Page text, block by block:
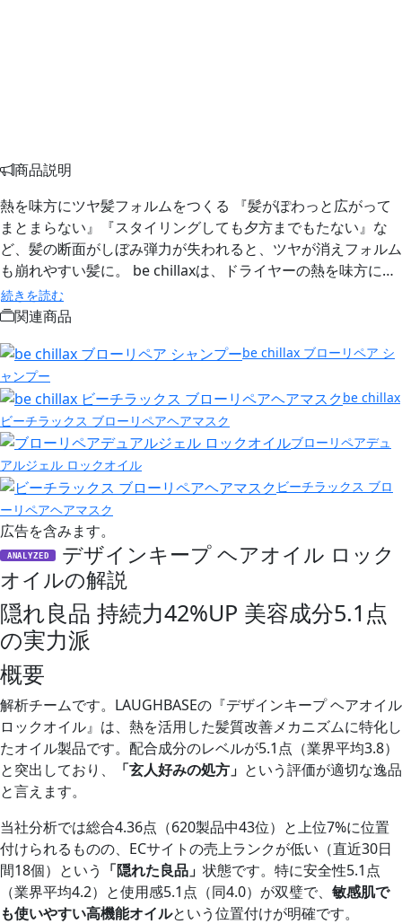
商品説明
熱を味方にツヤ髪フォルムをつくる 『髪がぽわっと広がって
まとまらない』『スタイリングしても夕方までもたない』な
ど、髪の断面がしぼみ弾力が失われると、ツヤが消えフォルム
も崩れやすい髪に。 be chillaxは、ドライヤーの熱を味方に…
続きを読む
関連商品
be chillax ブローリペア シ
ャンプー
be chillax
ビーチラックス ブローリペアヘアマスク
ブローリペアデュ
アルジェル ロックオイル
ビーチラックス ブロ
ーリペアヘアマスク
広告を含みます。
ANALYZED
デザインキープ ヘアオイル ロック
オイルの解説
隠れ良品 持続力42%UP 美容成分5.1点
の実力派
概要
解析チームです。LAUGHBASEの『デザインキープ ヘアオイル
ロックオイル』は、熱を活用した髪質改善メカニズムに特化し
たオイル製品です。配合成分のレベルが5.1点（業界平均3.8）
と突出しており、
「玄人好みの処方」 という評価が適切な逸品
と言えます。
当社分析では総合4.36点（620製品中43位）と上位7%に位置
付けられるものの、ECサイトの売上ランクが低い（直近30日
間18個）という 「隠れた良品」 状態です。特に安全性5.1点
（業界平均4.2）と使用感5.1点（同4.0）が双璧で、 敏感肌で
も使いやすい高機能オイルという位置付けが明確です。